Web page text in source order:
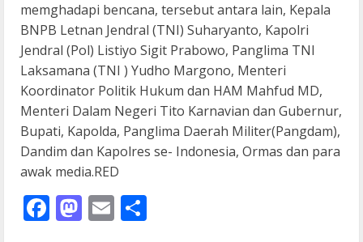
memghadapi bencana, tersebut antara lain, Kepala
BNPB Letnan Jendral (TNI) Suharyanto, Kapolri
Jendral (Pol) Listiyo Sigit Prabowo, Panglima TNI
Laksamana (TNI ) Yudho Margono, Menteri
Koordinator Politik Hukum dan HAM Mahfud MD,
Menteri Dalam Negeri Tito Karnavian dan Gubernur,
Bupati, Kapolda, Panglima Daerah Militer(Pangdam),
Dandim dan Kapolres se- Indonesia, Ormas dan para
awak media.RED
Facebook
Mastodon
Email